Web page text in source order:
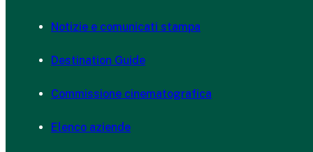
Notizie e comunicati stampa
Destination Guide
Commissione cinematografica
Elenco aziende